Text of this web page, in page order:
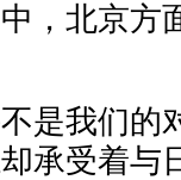
，北京方
是我们的
承受着与